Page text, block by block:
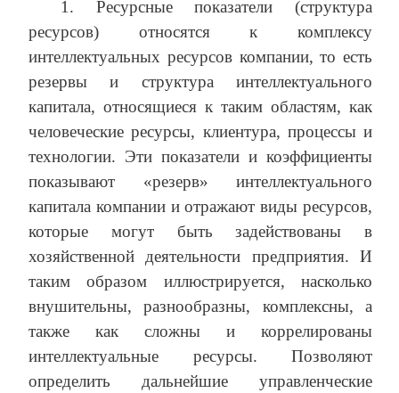
1. Ресурсные показатели (структура
ресурсов) относятся к комплексу
интеллектуальных ресурсов компании, то есть
резервы и структура интеллектуального
капитала, относящиеся к таким областям, как
человеческие ресурсы, клиентура, процессы и
технологии. Эти показатели и коэффициенты
показывают «резерв» интеллектуального
капитала компании и отражают виды ресурсов,
которые могут быть задействованы в
хозяйственной деятельности предприятия. И
таким образом иллюстрируется, насколько
внушительны, разнообразны, комплексны, а
также как сложны и коррелированы
интеллектуальные ресурсы. Позволяют
определить дальнейшие управленческие